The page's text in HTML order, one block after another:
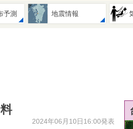
予測 地震情報
2024年06月10日16:00発表